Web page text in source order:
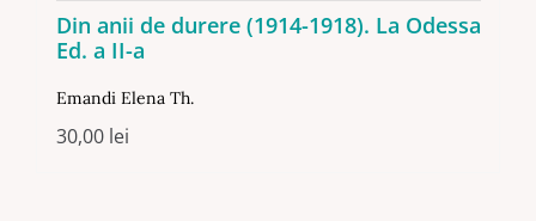
Din anii de durere (1914-1918). La Odessa
Ed. a II-a
Emandi Elena Th.
30,00 lei